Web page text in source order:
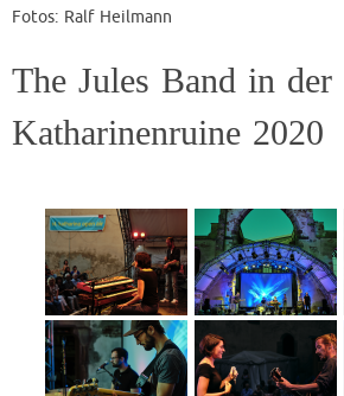
Fotos: Ralf Heilmann
The Jules Band in der
Katharinenruine 2020